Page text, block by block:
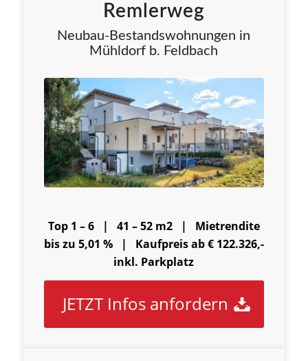
Remlerweg
Neubau-Bestandswohnungen in
Mühldorf b. Feldbach
Top 1 – 6 | 41 – 52 m2 | Mietrendite
bis zu 5,01 % | Kaufpreis ab € 122.326,-
inkl. Parkplatz
JETZT Infos anfordern